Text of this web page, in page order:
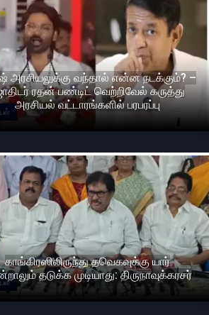
அரசியலுக்கு வந்தால் என்ன நடக்கும்? –
ரதன் பண்டிட் வெற்றிவேல் கருத்து
அரசியல் வட்டாரங்களில் பரபரப்பு
காங்கிரஸிலிருந்து தவெகவுக்கு யார்
தடுக்க முடியாது: திருநாவுக்கரசர்